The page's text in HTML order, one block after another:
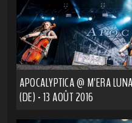
APOCALYPTICA @ M'ERA
(DE) - 13 AOÛT 2016